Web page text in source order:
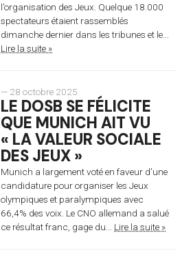
l’organisation des Jeux. Quelque 18.000
spectateurs étaient rassemblés
dimanche dernier dans les tribunes et le...
Lire la suite »
— 28 octobre 2025
LE DOSB SE FÉLICITE
QUE MUNICH AIT VU
« LA VALEUR SOCIALE
DES JEUX »
Munich a largement voté en faveur d’une
candidature pour organiser les Jeux
olympiques et paralympiques avec
66,4% des voix. Le CNO allemand a salué
ce résultat franc, gage du... Lire la suite »